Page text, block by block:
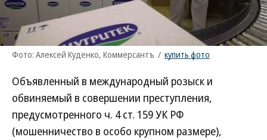
Фото: Алексей Куденко, Коммерсантъ / купить фото
Объявленный в международный розыск и
обвиняемый в совершении преступления,
предусмотренного ч. 4 ст. 159 УК РФ
(мошенничество в особо крупном размере),